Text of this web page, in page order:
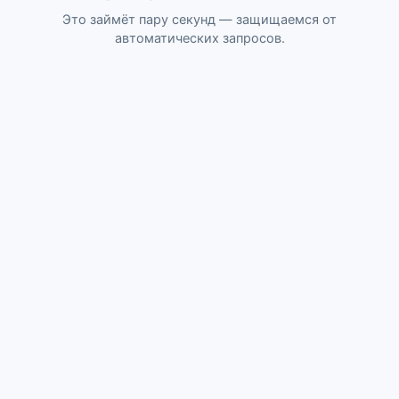
Это займёт пару секунд — защищаемся от
автоматических запросов.